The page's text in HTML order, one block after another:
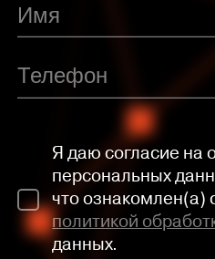
Я даю согласие на
персональных
что ознакомлен(а)
политикой
данных.